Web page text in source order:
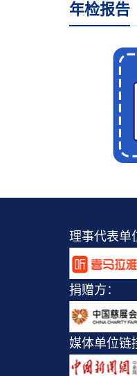
年检报告
理事代表单
捐赠方：
媒体单位链